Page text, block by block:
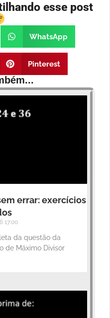
esse post
WhatsApp
Pinterest
errar: exercícios
17:00
da questão da
de Máximo Divisor